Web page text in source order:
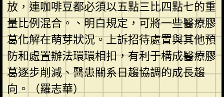
放，連咖啡豆都必須以五點三比四點七的重
量比例混合。、明白規定，可將一些醫療膠
葛化解在萌芽狀況。上訴招待處置與其他預
防和處置辦法環環相扣，有利于構成醫療膠
葛逐步削減、醫患關系日趨協調的成長趨
向。（羅志華）